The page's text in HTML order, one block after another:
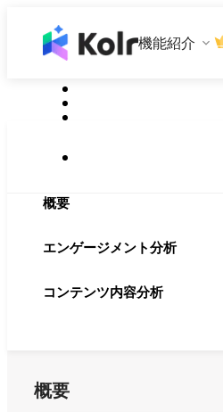
機能紹介
概要
エンゲージメント分析
コンテンツ内容分析
概要